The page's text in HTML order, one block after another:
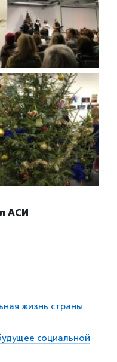
АСИ
жизнь страны
социальной